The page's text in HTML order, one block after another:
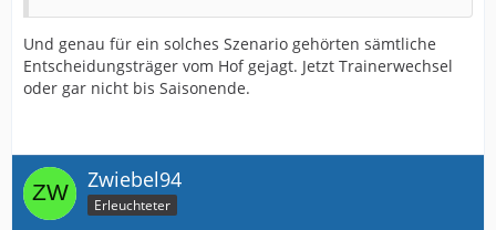
Und genau für ein solches Szenario gehörten sämtliche
Entscheidungsträger vom Hof gejagt. Jetzt Trainerwechsel
oder gar nicht bis Saisonende.
Zwiebel94
Erleuchteter